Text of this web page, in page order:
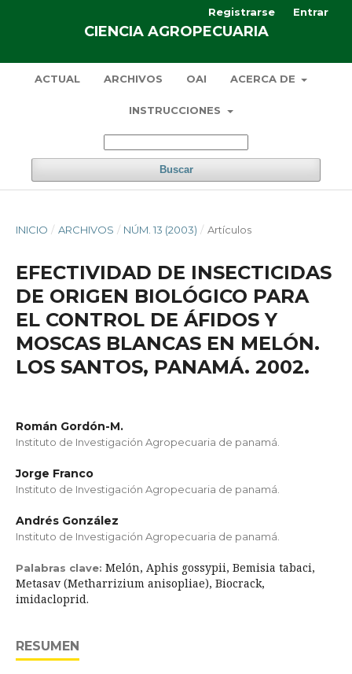
CIENCIA AGROPECUARIA
ACTUAL ARCHIVOS OAI ACERCA DE
INSTRUCCIONES
Buscar
Registrarse Entrar
INICIO / ARCHIVOS / NÚM. 13 (2003) / Artículos
EFECTIVIDAD DE INSECTICIDAS
DE ORIGEN BIOLÓGICO PARA
EL CONTROL DE ÁFIDOS Y
MOSCAS BLANCAS EN MELÓN.
LOS SANTOS, PANAMÁ. 2002.
Román Gordón-M.
Instituto de Investigación Agropecuaria de panamá.
Jorge Franco
Instituto de Investigación Agropecuaria de panamá.
Andrés González
Instituto de Investigación Agropecuaria de panamá.
Palabras clave: Melón, Aphis gossypii, Bemisia tabaci,
Metasav (Metharrizium anisopliae), Biocrack,
imidacloprid.
RESUMEN